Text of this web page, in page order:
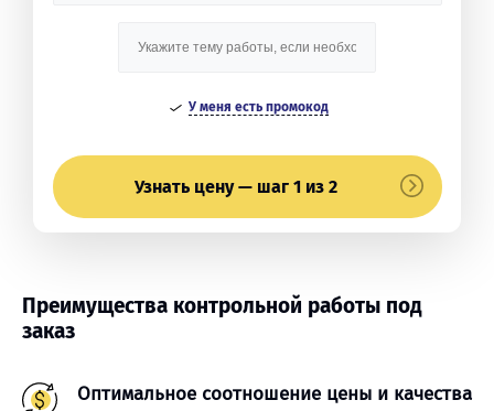
У меня есть промокод
Узнать цену — шаг 1 из 2
Преимущества контрольной работы под
заказ
Оптимальное соотношение цены и качества